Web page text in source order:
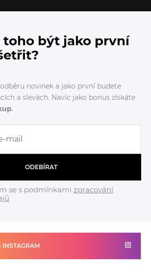
toho být jako první
novinek a jako první budete
a slevách. Navíc jako bonus získáte
.
ODEBÍRAT
se s podmínkami zpracování
INSTAGRAM